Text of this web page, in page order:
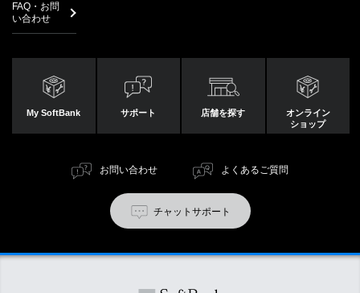
FAQ・お問
い合わせ
My SoftBank サポート 店舗を探す
オンライン
ショップ
お問い合わせ よくあるご質問
チャットサポート